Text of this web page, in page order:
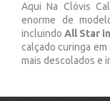
Aqui Na Clóvis
enorme de
incluindoAll Star
calçado curinga
mais descolados e